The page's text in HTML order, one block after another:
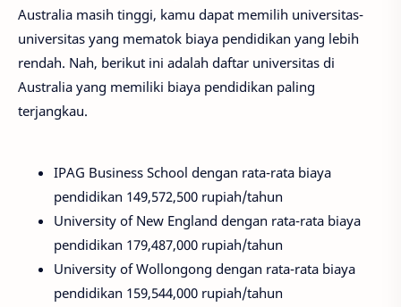
Australia masih tinggi, kamu dapat memilih universitas-
universitas yang mematok biaya pendidikan yang lebih
rendah. Nah, berikut ini adalah daftar universitas di
Australia yang memiliki biaya pendidikan paling
terjangkau.
IPAG Business School dengan rata-rata biaya
pendidikan 149,572,500 rupiah/tahun
University of New England dengan rata-rata biaya
pendidikan 179,487,000 rupiah/tahun
University of Wollongong dengan rata-rata biaya
pendidikan 159,544,000 rupiah/tahun